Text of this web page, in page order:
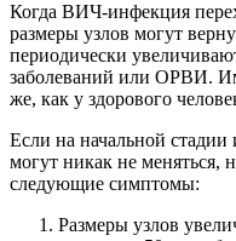
Когда ВИЧ-инфекция
размеры узлов могут
периодически
заболеваний или ОРВИ.
же, как у здорового
Если на начальной
могут никак не меняться,
следующие симптомы:
Размеры узлов